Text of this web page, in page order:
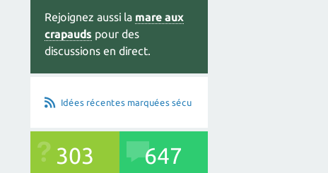
Rejoignez aussi la mare aux
crapauds pour des
discussions en direct.
Idées récentes marquées sécu
303 647